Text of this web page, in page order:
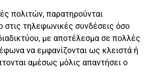
πολιτών, παρατηρούνται
στις τηλεφωνικές συνδέσεις όσο
με αποτέλεσμα σε πολλές
να εμφανίζονται ως κλειστά ή
αμέσως μόλις απαντήσει ο